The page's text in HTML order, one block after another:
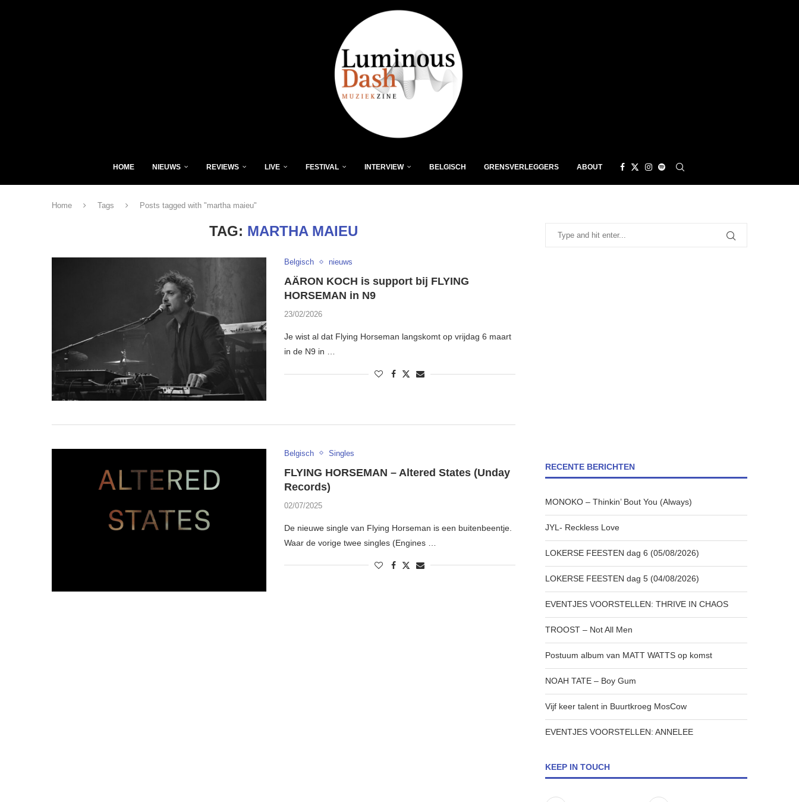
HOME NIEUWS REVIEWS LIVE FESTIVAL INTERVIEW BELGISCH GRENSVERLEGGERS ABOUT
Home Tags Posts tagged with "martha maieu"
TAG: MARTHA MAIEU
Belgisch nieuws
AÄRON KOCH is support bij FLYING
HORSEMAN in N9
23/02/2026
Je wist al dat Flying Horseman langskomt op vrijdag 6 maart
in de N9 in …
Belgisch Singles
FLYING HORSEMAN – Altered States (Unday
Records)
02/07/2025
De nieuwe single van Flying Horseman is een buitenbeentje.
Waar de vorige twee singles (Engines …
RECENTE BERICHTEN
MONOKO – Thinkin’ Bout You (Always)
JYL- Reckless Love
LOKERSE FEESTEN dag 6 (05/08/2026)
LOKERSE FEESTEN dag 5 (04/08/2026)
EVENTJES VOORSTELLEN: THRIVE IN CHAOS
TROOST – Not All Men
Postuum album van MATT WATTS op komst
NOAH TATE – Boy Gum
Vijf keer talent in Buurtkroeg MosCow
EVENTJES VOORSTELLEN: ANNELEE
KEEP IN TOUCH